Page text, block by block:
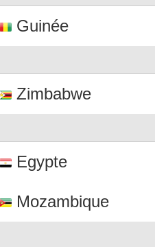
Guinée
Zimbabwe
Egypte
Mozambique